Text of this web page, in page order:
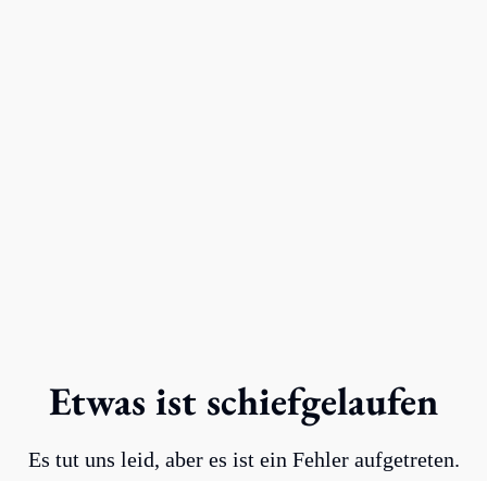
Etwas ist schiefgelaufen
Es tut uns leid, aber es ist ein Fehler aufgetreten.